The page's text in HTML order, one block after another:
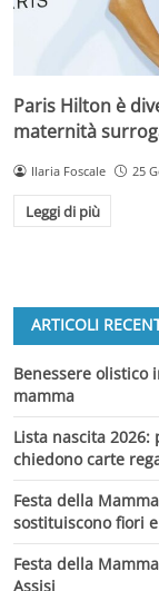
Paris Hilton è
maternità
Ilaria Foscale 25
Leggi di più
ARTICOLI
Benessere olistico
mamma
Lista nascita
chiedono carte
Festa della
sostituiscono fiori
Festa della
Assisi